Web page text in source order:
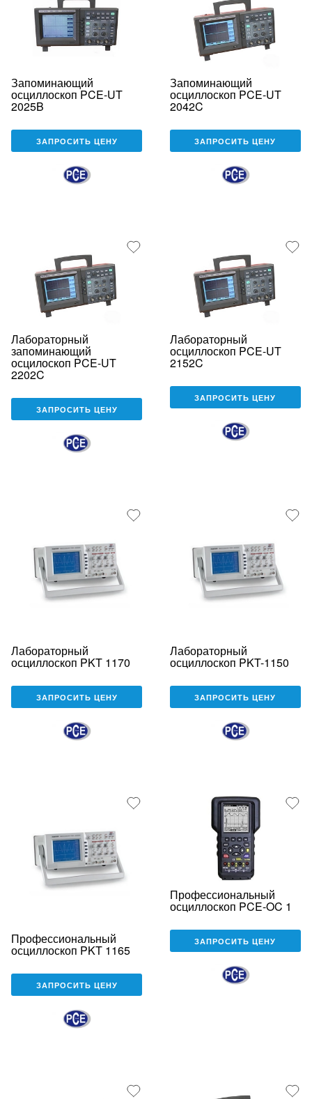
Запоминающий
осциллоскоп PCE-UT
2025B
ЗАПРОСИТЬ ЦЕНУ
Запоминающий
осциллоскоп PCE-UT
2042C
ЗАПРОСИТЬ ЦЕНУ
Лабораторный
запоминающий
осцилоскоп PCE-UT
2202C
ЗАПРОСИТЬ ЦЕНУ
Лабораторный
осциллоскоп PCE-UT
2152C
ЗАПРОСИТЬ ЦЕНУ
Лабораторный
осциллоскоп PKT 1170
ЗАПРОСИТЬ ЦЕНУ
Лабораторный
осциллоскоп PKT-1150
ЗАПРОСИТЬ ЦЕНУ
Профессиональный
осциллоскоп PKT 1165
ЗАПРОСИТЬ ЦЕНУ
Профессиональный
осциллоскоп PCE-OC 1
ЗАПРОСИТЬ ЦЕНУ